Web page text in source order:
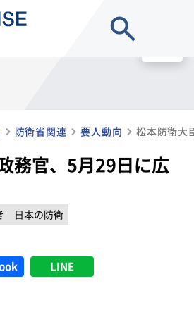
防衛省関連 要人動向 松本防衛大
務官、5月29日に広
日本の防衛
LINE